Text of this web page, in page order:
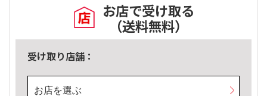
お店で受け取る
（送料無料）
受け取り店舗：
お店を選ぶ